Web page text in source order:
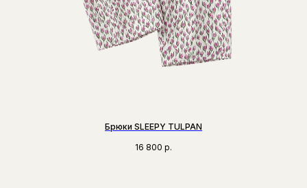
Брюки SLEEPY TULPAN
16 800 р.